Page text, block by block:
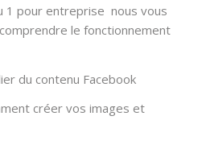
1 pour entreprise nous vous
le fonctionnement
du contenu Facebook
créer vos images et